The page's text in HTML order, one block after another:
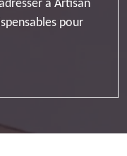
à Artisan
pour